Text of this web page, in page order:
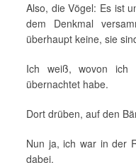
Also, die Vögel: Es ist
dem Denkmal
überhaupt keine, sie
Ich weiß, wovon
übernachtet habe.
Dort drüben, auf den
Nun ja, ich war in der
dabei.